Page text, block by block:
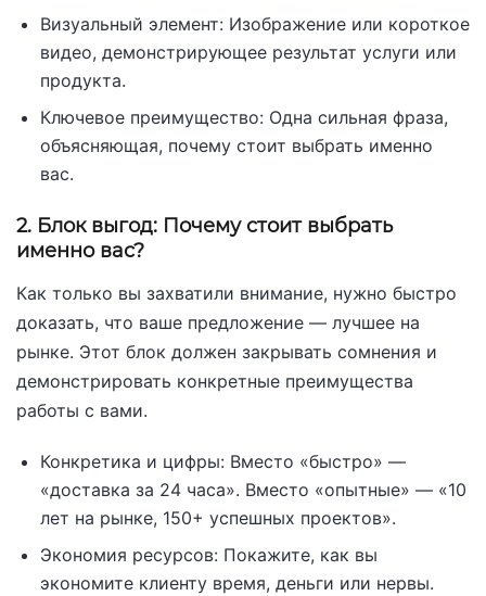
Визуальный элемент: Изображение или короткое
видео, демонстрирующее результат услуги или
продукта.
Ключевое преимущество: Одна сильная фраза,
объясняющая, почему стоит выбрать именно
вас.
2. Блок выгод: Почему стоит выбрать
именно вас?
Как только вы захватили внимание, нужно быстро
доказать, что ваше предложение — лучшее на
рынке. Этот блок должен закрывать сомнения и
демонстрировать конкретные преимущества
работы с вами.
Конкретика и цифры: Вместо «быстро» —
«доставка за 24 часа». Вместо «опытные» — «10
лет на рынке, 150+ успешных проектов».
Экономия ресурсов: Покажите, как вы
экономите клиенту время, деньги или нервы.